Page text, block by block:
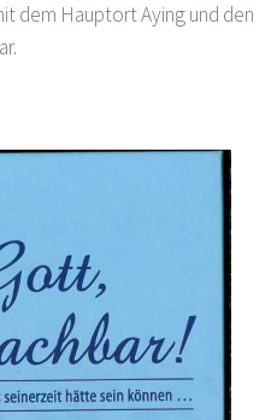
dem Hauptort Aying und den